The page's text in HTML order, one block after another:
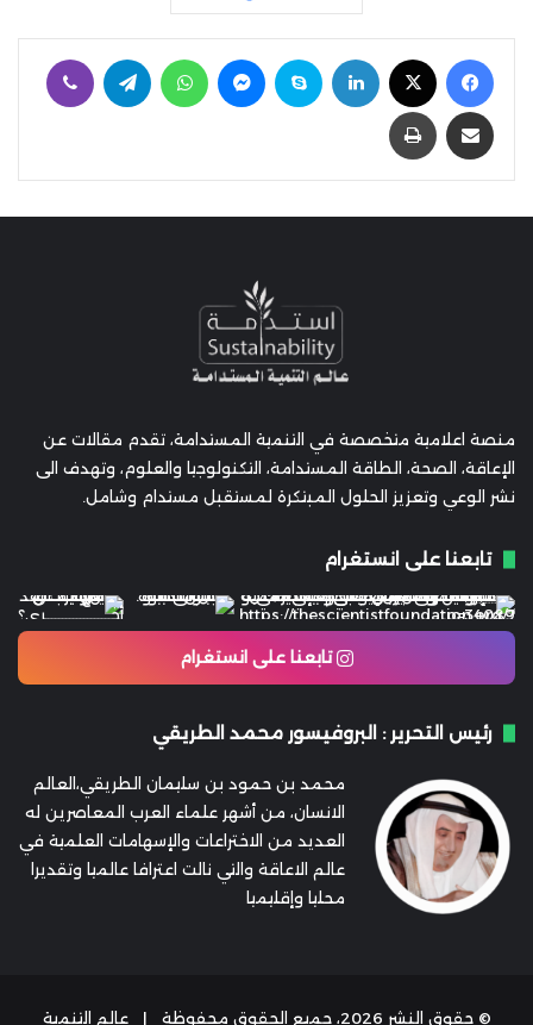
فيسبوك لينكدإن سكايب ماسنجر واتساب تيلقرام
مشاركة عبر البريد طباعة
منصة اعلامية متخصصة في التنمية المستدامة، تقدم مقالات عن
الإعاقة، الصحة، الطاقة المستدامة، التكنولوجيا والعلوم، وتهدف الى
نشر الوعي وتعزيز الحلول المبتكرة لمستقبل مستدام وشامل.
تابعنا على انستغرام
تابعنا على انستغرام
رئيس التحرير : البروفيسور محمد الطريقي
محمد بن حمود بن سليمان الطريقي،العالم
الانسان، من أشهر علماء العرب المعاصرين له
العديد من الاختراعات والإسهامات العلمية في
عالم الاعاقة والتي نالت اعترافا عالميا وتقديرا
محليا وإقليميا
© حقوق النشر 2026، جميع الحقوق محفوظة | عالِم التنمية